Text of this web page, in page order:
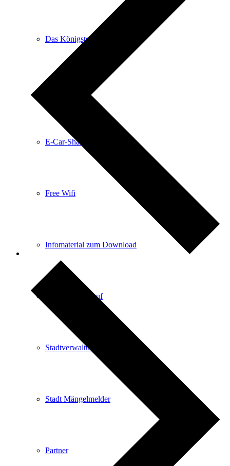
Das Königsteiner Lädchen
E-Car-Sharing
Free Wifi
Infomaterial zum Download
Kartenvorverkauf
Stadtverwaltung
Stadt Mängelmelder
Partner